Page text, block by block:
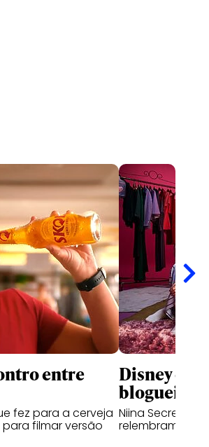
entre
fez para a cerveja
filmar versão
Disney
blogueiras
Niina Secrets,
relembram